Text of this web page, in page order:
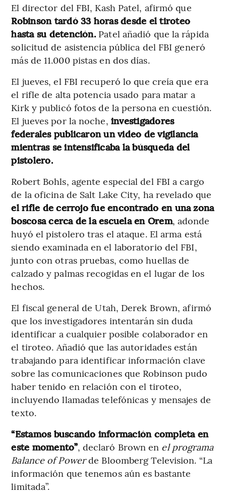
El director del FBI, Kash Patel, afirmó que
Robinson tardó 33 horas desde el tiroteo
hasta su detención. Patel añadió que la rápida
solicitud de asistencia pública del FBI generó
más de 11.000 pistas en dos días.
El jueves, el FBI recuperó lo que creía que era
el rifle de alta potencia usado para matar a
Kirk y publicó fotos de la persona en cuestión.
El jueves por la noche, investigadores
federales publicaron un video de vigilancia
mientras se intensificaba la búsqueda del
pistolero.
Robert Bohls, agente especial del FBI a cargo
de la oficina de Salt Lake City, ha revelado que
el rifle de cerrojo fue encontrado en una zona
boscosa cerca de la escuela en Orem, adonde
huyó el pistolero tras el ataque. El arma está
siendo examinada en el laboratorio del FBI,
junto con otras pruebas, como huellas de
calzado y palmas recogidas en el lugar de los
hechos.
El fiscal general de Utah, Derek Brown, afirmó
que los investigadores intentarán sin duda
identificar a cualquier posible colaborador en
el tiroteo. Añadió que las autoridades están
trabajando para identificar información clave
sobre las comunicaciones que Robinson pudo
haber tenido en relación con el tiroteo,
incluyendo llamadas telefónicas y mensajes de
texto.
“Estamos buscando información completa en
este momento”, declaró Brown en el programa
Balance of Powerde Bloomberg Television. “La
información que tenemos aún es bastante
limitada”.